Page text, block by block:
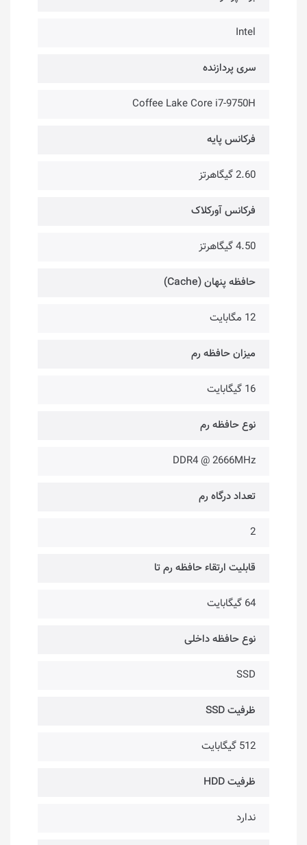
Intel
سری پردازنده
Coffee Lake Core i7-9750H
فرکانس پایه
2.60 گیگاهرتز
فرکانس آورکلاک
4.50 گیگاهرتز
حافظه پنهان (Cache)
12 مگابایت
میزان حافظه رم
16 گیگابایت
نوع حافظه رم
DDR4 @ 2666MHz
تعداد درگاه رم
2
قابلیت ارتقاء حافظه رم تا
64 گیگابایت
نوع حافظه داخلی
SSD
ظرفیت SSD
512 گیگابایت
ظرفیت HDD
ندارد